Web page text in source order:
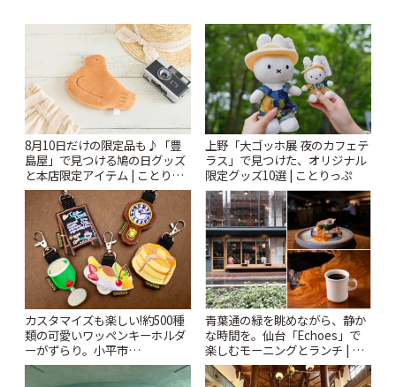
8月10日だけの限定品も♪「豊
島屋」で見つける鳩の日グッズ
と本店限定アイテム | ことりっ
ぷ
上野「大ゴッホ展 夜のカフェテ
ラス」で見つけた、オリジナル
限定グッズ10選 | ことりっぷ
カスタマイズも楽しい!約500種
類の可愛いワッペンキーホルダ
ーがずらり。小平市
「Kimamaya T&K」 | ことりっ
青葉通の緑を眺めながら、静か
な時間を。仙台「Echoes」で
楽しむモーニングとランチ | こ
とりっぷ